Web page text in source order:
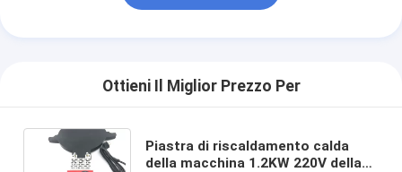
Ottieni Il Miglior Prezzo Per
Piastra di riscaldamento calda
della macchina 1.2KW 220V della